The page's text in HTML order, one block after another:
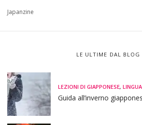
Japanzine
LE ULTIME DAL BLOG
LEZIONI DI GIAPPONESE, LINGUA
Guida all’inverno